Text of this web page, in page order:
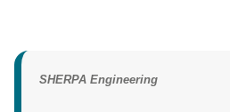
SHERPA Engineering